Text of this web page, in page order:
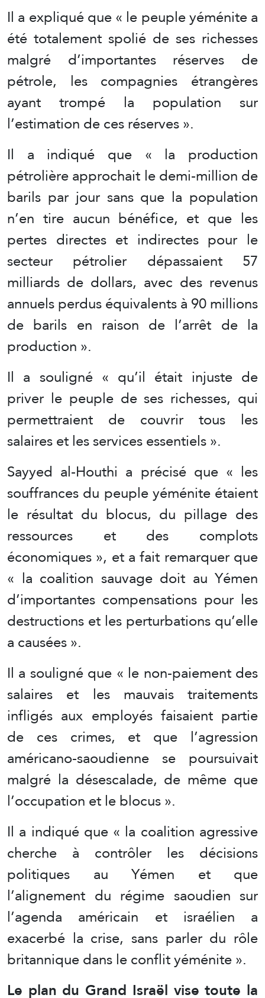
Il a expliqué que « le peuple yéménite a
été totalement spolié de ses richesses
malgré d’importantes réserves de
pétrole, les compagnies étrangères
ayant trompé la population sur
l’estimation de ces réserves ».
Il a indiqué que « la production
pétrolière approchait le demi-million de
barils par jour sans que la population
n’en tire aucun bénéfice, et que les
pertes directes et indirectes pour le
secteur pétrolier dépassaient 57
milliards de dollars, avec des revenus
annuels perdus équivalents à 90 millions
de barils en raison de l’arrêt de la
production ».
Il a souligné « qu’il était injuste de
priver le peuple de ses richesses, qui
permettraient de couvrir tous les
salaires et les services essentiels ».
Sayyed al-Houthi a précisé que « les
souffrances du peuple yéménite étaient
le résultat du blocus, du pillage des
ressources et des complots
économiques », et a fait remarquer que
« la coalition sauvage doit au Yémen
d’importantes compensations pour les
destructions et les perturbations qu’elle
a causées ».
Il a souligné que « le non-paiement des
salaires et les mauvais traitements
infligés aux employés faisaient partie
de ces crimes, et que l’agression
américano-saoudienne se poursuivait
malgré la désescalade, de même que
l’occupation et le blocus ».
Il a indiqué que « la coalition agressive
cherche à contrôler les décisions
politiques au Yémen et que
l’alignement du régime saoudien sur
l’agenda américain et israélien a
exacerbé la crise, sans parler du rôle
britannique dans le conflit yéménite ».
Le plan du Grand Israël vise toute la